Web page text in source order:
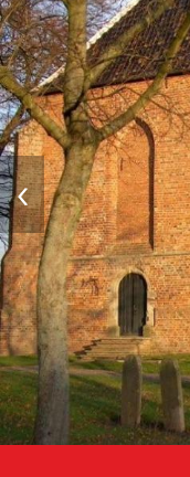
‹